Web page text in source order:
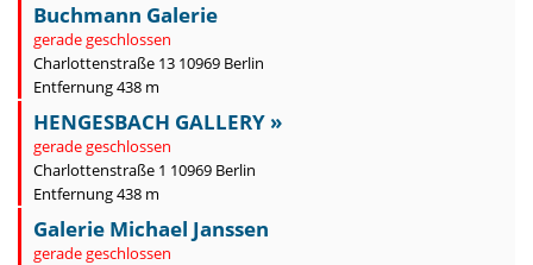
Buchmann Galerie
gerade geschlossen
Charlottenstraße 13 10969 Berlin
Entfernung 438 m
HENGESBACH GALLERY »
gerade geschlossen
Charlottenstraße 1 10969 Berlin
Entfernung 438 m
Galerie Michael Janssen
gerade geschlossen